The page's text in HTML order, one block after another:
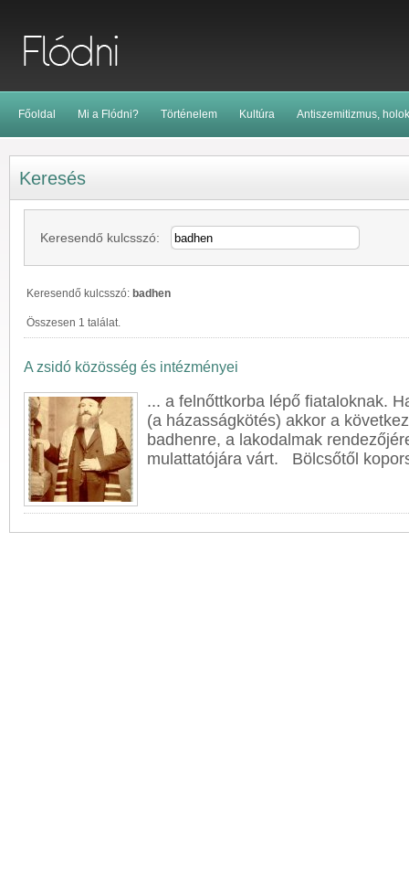
Főoldal Mi a Flódni? Történelem Kultúra Antiszemitizmus,
Keresés
Keresendő kulcsszó:
Keresendő kulcsszó: badhen
Összesen 1 találat.
A zsidó közösség és intézményei
... a felnőttkorba lépő fiataloknak.
(a házasságkötés) akkor a
badhenre, a lakodalmak
mulattatójára várt. Bölcsőtől